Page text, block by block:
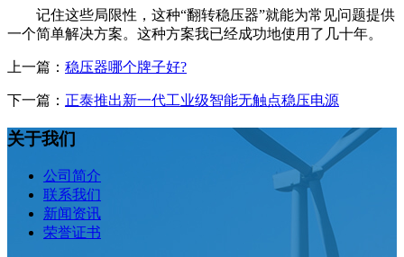
记住这些局限性，这种“翻转稳压器”就能为常见问题提供
一个简单解决方案。这种方案我已经成功地使用了几十年。
上一篇： 稳压器哪个牌子好?
下一篇： 正泰推出新一代工业级智能无触点稳压电源
关于我们
公司简介
联系我们
新闻资讯
荣誉证书